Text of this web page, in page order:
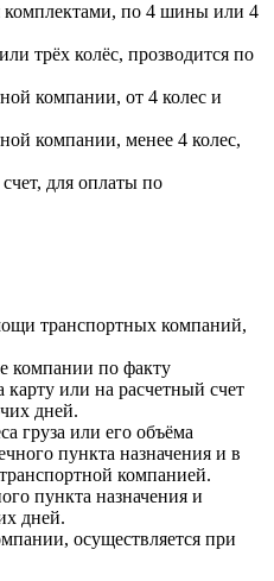
комплектами, по 4 шины или 4
трёх колёс, прозводится по
компании, от 4 колес и
компании, менее 4 колес,
для оплаты по
транспортных компаний,
компании по факту
или на расчетный счет
дней.
груза или его объёма
пункта назначения и в
компанией.
пункта назначения и
дней.
осуществляется при